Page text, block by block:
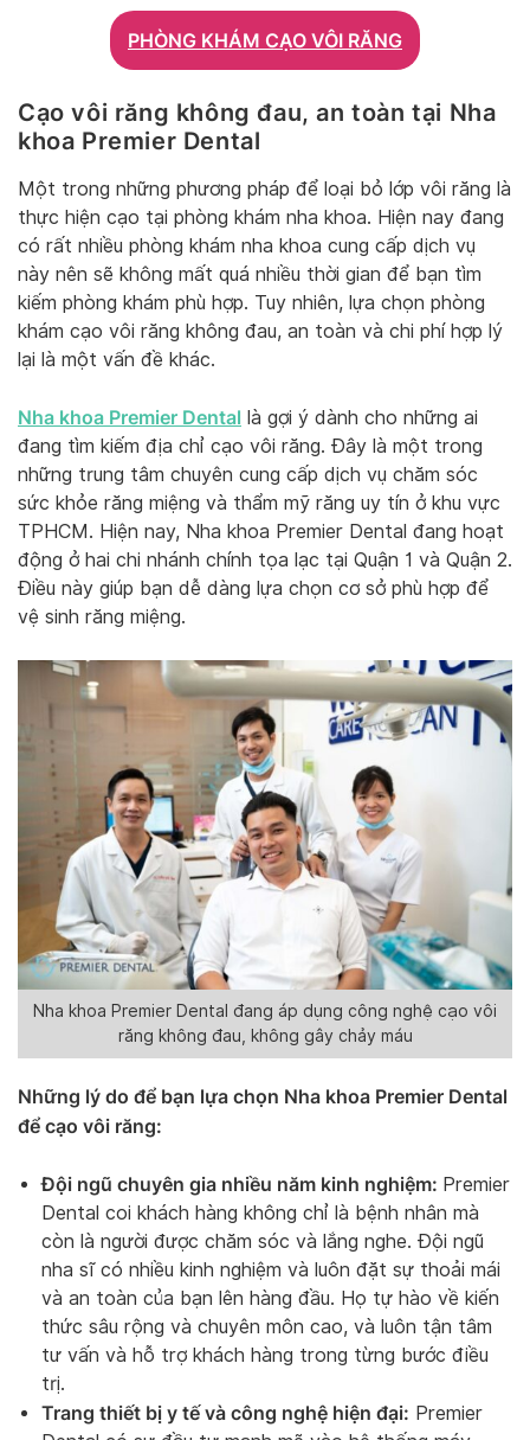
PHÒNG KHÁM CẠO VÔI RĂNG
Cạo vôi răng không đau, an toàn tại Nha
khoa Premier Dental
Một trong những phương pháp để loại bỏ lớp vôi răng là
thực hiện cạo tại phòng khám nha khoa. Hiện nay đang
có rất nhiều phòng khám nha khoa cung cấp dịch vụ
này nên sẽ không mất quá nhiều thời gian để bạn tìm
kiếm phòng khám phù hợp. Tuy nhiên, lựa chọn phòng
khám cạo vôi răng không đau, an toàn và chi phí hợp lý
lại là một vấn đề khác.
Nha khoa Premier Dental là gợi ý dành cho những ai
đang tìm kiếm địa chỉ cạo vôi răng. Đây là một trong
những trung tâm chuyên cung cấp dịch vụ chăm sóc
sức khỏe răng miệng và thẩm mỹ răng uy tín ở khu vực
TPHCM. Hiện nay, Nha khoa Premier Dental đang hoạt
động ở hai chi nhánh chính tọa lạc tại Quận 1 và Quận 2.
Điều này giúp bạn dễ dàng lựa chọn cơ sở phù hợp để
vệ sinh răng miệng.
Nha khoa Premier Dental đang áp dụng công nghệ cạo vôi
răng không đau, không gây chảy máu
Những lý do để bạn lựa chọn Nha khoa Premier Dental
để cạo vôi răng:
Đội ngũ chuyên gia nhiều năm kinh nghiệm: Premier
Dental coi khách hàng không chỉ là bệnh nhân mà
còn là người được chăm sóc và lắng nghe. Đội ngũ
nha sĩ có nhiều kinh nghiệm và luôn đặt sự thoải mái
và an toàn của bạn lên hàng đầu. Họ tự hào về kiến
thức sâu rộng và chuyên môn cao, và luôn tận tâm
tư vấn và hỗ trợ khách hàng trong từng bước điều
trị.
Trang thiết bị y tế và công nghệ hiện đại: Premier